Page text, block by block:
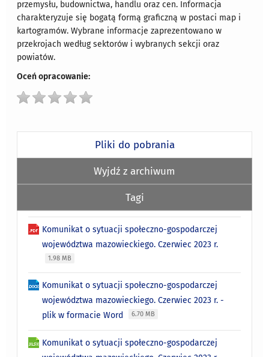
przemysłu, budownictwa, handlu oraz cen. Informacja
charakteryzuje się bogatą formą graficzną w postaci map i
kartogramów. Wybrane informacje zaprezentowano w
przekrojach według sektorów i wybranych sekcji oraz
powiatów.
Oceń opracowanie:
Pliki do pobrania
Wyjdź z archiwum
Tagi
Komunikat o sytuacji społeczno-gospodarczej
województwa mazowieckiego. Czerwiec 2023 r.
1.98 MB
Komunikat o sytuacji społeczno-gospodarczej
województwa mazowieckiego. Czerwiec 2023 r. -
plik w formacie Word
6.70 MB
Komunikat o sytuacji społeczno-gospodarczej